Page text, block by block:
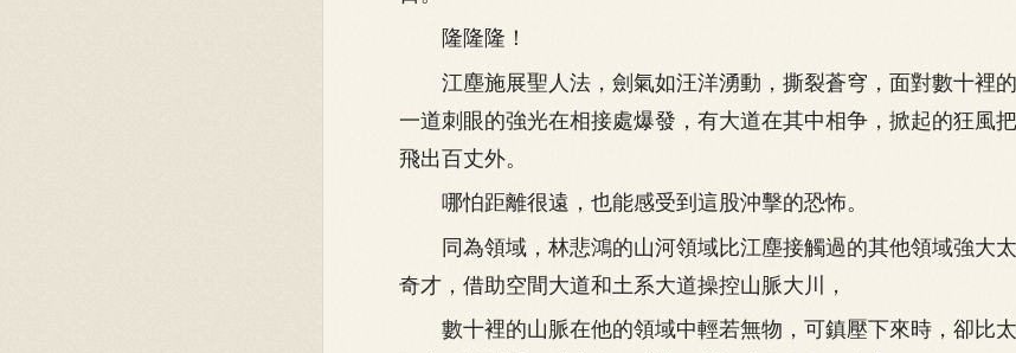
隆隆隆！
江塵施展聖人法，劍氣如汪洋湧動，撕裂蒼穹，面對數十裡的
一道刺眼的強光在相接處爆發，有大道在其中相争，掀起的狂風
飛出百丈外。
哪怕距離很遠，也能感受到這股沖擊的恐怖。
同為領域，林悲鴻的山河領域比江塵接觸過的其他領域強大
奇才，借助空間大道和土系大道操控山脈大川，
數十裡的山脈在他的領域中輕若無物，可鎮壓下來時，卻比太